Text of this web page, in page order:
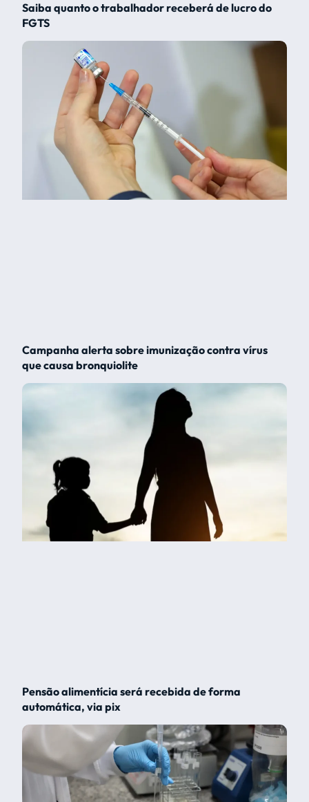
Saiba quanto o trabalhador receberá de lucro do
FGTS
Campanha alerta sobre imunização contra vírus
que causa bronquiolite
Pensão alimentícia será recebida de forma
automática, via pix